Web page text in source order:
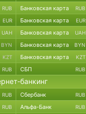
RUB Банковская карта RUB
EUR Банковская карта EUR
UAH Банковская карта UAH
BYN Банковская карта BYN
KZT Банковская карта KZT
RUB СБП RUB
банкинг
RUB Сбербанк RUB
RUB Альфа-Банк RUB